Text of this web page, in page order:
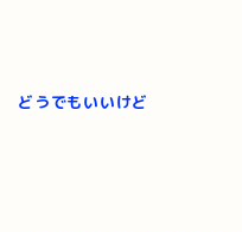
どうでもいいけど